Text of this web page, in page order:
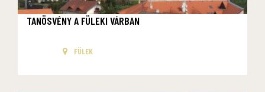
TANÖSVÉNY A FÜLEKI VÁRBAN
FÜLEK